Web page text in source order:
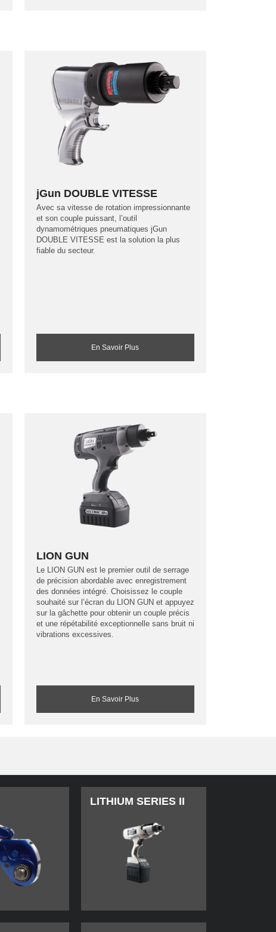
jGun DOUBLE VITESSE
Avec sa vitesse de rotation impressionnante
et son couple puissant, l’outil
dynamométriques pneumatiques jGun
DOUBLE VITESSE est la solution la plus
fiable du secteur.
En Savoir Plus
LION GUN
Le LION GUN est le premier outil de serrage
de précision abordable avec enregistrement
des données intégré. Choisissez le couple
souhaité sur l’écran du LION GUN et appuyez
sur la gâchette pour obtenir un couple précis
et une répétabilité exceptionnelle sans bruit ni
vibrations excessives.
En Savoir Plus
LITHIUM SERIES II